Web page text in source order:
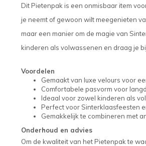
Dit Pietenpak is een onmisbaar item
je neemt of gewoon wilt meegenieten
maar een manier om de magie van
kinderen als volwassenen en draag je
Voordelen
Gemaakt van luxe velours voor
Comfortabele pasvorm voor
Ideaal voor zowel kinderen als
Perfect voor Sinterklaasfeesten
Gemakkelijk te combineren met
Onderhoud en advies
Om de kwaliteit van het Pietenpak te